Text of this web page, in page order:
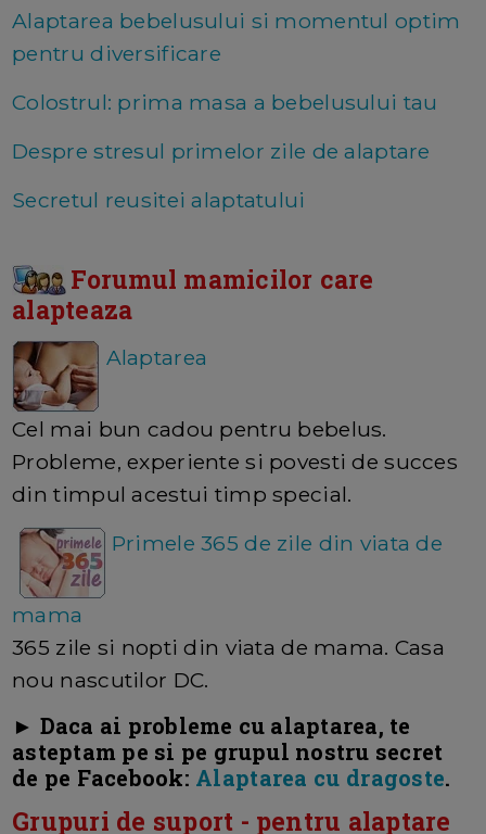
Alaptarea bebelusului si momentul optim
pentru diversificare
Colostrul: prima masa a bebelusului tau
Despre stresul primelor zile de alaptare
Secretul reusitei alaptatului
Forumul mamicilor care
alapteaza
Alaptarea
Cel mai bun cadou pentru bebelus.
Probleme, experiente si povesti de succes
din timpul acestui timp special.
Primele 365 de zile din viata de
mama
365 zile si nopti din viata de mama. Casa
nou nascutilor DC.
► Daca ai probleme cu alaptarea, te
asteptam pe si pe grupul nostru secret
de pe Facebook: Alaptarea cu dragoste.
Grupuri de suport - pentru alaptare